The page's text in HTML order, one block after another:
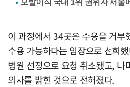
이 과정에서 34곳은 수용을 거부
수용 가능하다는 입장으로 선회
병원 선정으로 요청 취소됐고, 나
의사를 밝힌 것으로 전해졌다.